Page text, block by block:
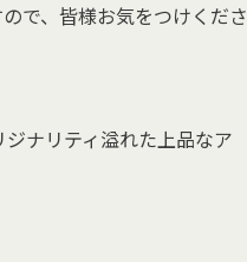
で、皆様お気をつけくださ
ナリティ溢れた上品なア